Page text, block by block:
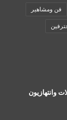
فن ومشاهير
وانتهازيون